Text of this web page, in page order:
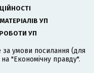
УП
УП
за умови посилання (для
"Економічну правду".